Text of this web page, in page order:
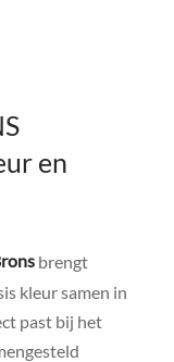
en
brengt
kleur samen in
past bij het